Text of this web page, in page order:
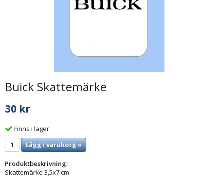
Buick Skattemärke
30 kr
Finns i lager
Lägg i varukorg »
Produktbeskrivning:
Skattemärke 3,5x7 cm